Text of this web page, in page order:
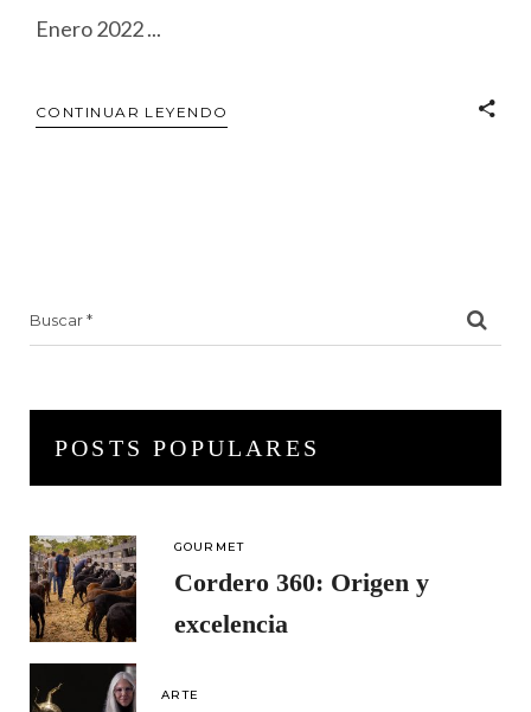
Enero 2022
CONTINUAR LEYENDO
POSTS POPULARES
GOURMET
Cordero 360: Origen y
excelencia
ARTE